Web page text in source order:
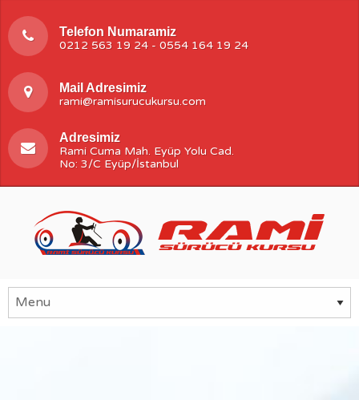
Telefon Numaramiz
0212 563 19 24 - 0554 164 19 24
Mail Adresimiz
rami@ramisurucukursu.com
Adresimiz
Rami Cuma Mah. Eyüp Yolu Cad.
No: 3/C Eyüp/İstanbul